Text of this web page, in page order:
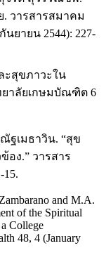
วารสารสมาคม
ยายน 2544): 227-
ะสุขภาวะใน
ยาลัยเกษมบัณฑิต 6
ฐเมธาวิน. “สุข
อง.” วารสาร
and M.A.
of the Spiritual
College
48, 4 (January